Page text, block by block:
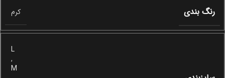
رنگ بندی کرم
L
,
M